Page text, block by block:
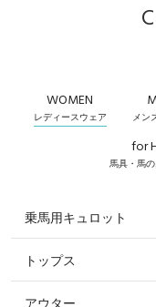
WOMEN
レディースウェア メン
for
馬具・馬
乗馬用キュロット
すべてのキュロット
トップス
アウター